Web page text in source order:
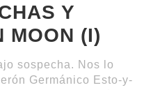
Y
MOON (I)
sospecha. Nos lo
Germánico Esto-y-